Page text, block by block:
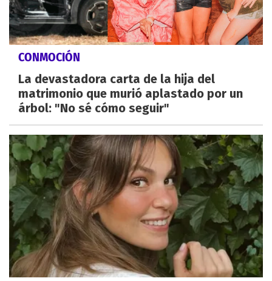
CONMOCIÓN
La devastadora carta de la hija del
matrimonio que murió aplastado por un
árbol: "No sé cómo seguir"